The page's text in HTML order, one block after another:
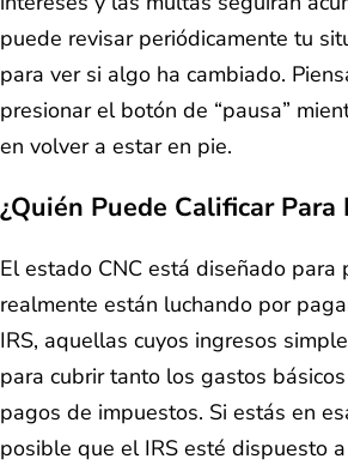
puede revisar periódicamente tu
para ver si algo ha cambiado.
presionar el botón de “pausa”
en volver a estar en pie.
¿Quién Puede Calificar Para
El estado CNC está diseñado para
realmente están luchando por
IRS, aquellas cuyos ingresos
para cubrir tanto los gastos
pagos de impuestos. Si estás en
posible que el IRS esté dispuesto